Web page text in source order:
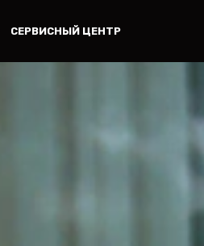
СЕРВИСНЫЙ ЦЕНТР